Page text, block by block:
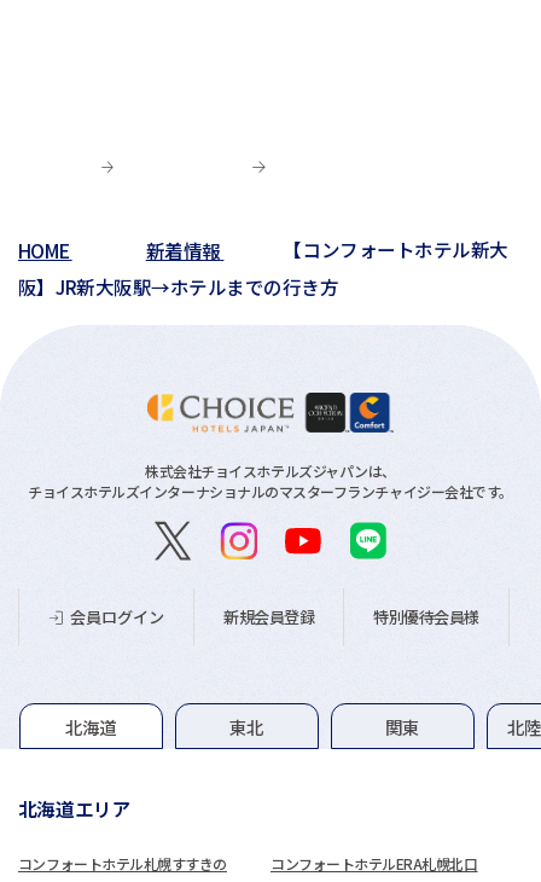
01月(4)
01月(2)
03月(6)
01月(3)
02月(1)
HOME 新着情報
【コンフォートホテル新大
阪】JR新大阪駅→ホテルまでの行き方
株式会社チョイスホテルズジャパンは、
チョイスホテルズインターナショナルのマスターフランチャイジー会社です。
会員ログイン 新規会員登録 特別優待会員様
グループホテル一覧
北海道 東北 関東 北
北海道エリア
コンフォートホテル札幌すすきの コンフォートホテルERA札幌北口